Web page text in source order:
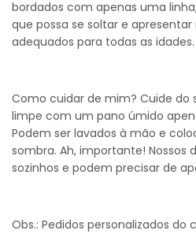
bordados com apenas uma
que possa se soltar e apresentar
adequados para todas as idades.
Como cuidar de mim? Cuide do
limpe com um pano úmido
Podem ser lavados à mão e
sombra. Ah, importante! Nossos
sozinhos e podem precisar de
Obs.: Pedidos personalizados